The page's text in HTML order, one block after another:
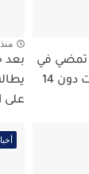
تمضي في
حظر الحجاب للفتيات دون 14
على